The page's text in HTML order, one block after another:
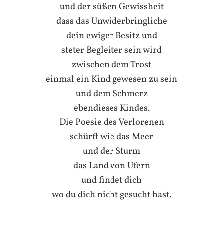
und der süßen Gewissheit
dass das Unwiderbringliche
dein ewiger Besitz und
steter Begleiter sein wird
zwischen dem Trost
einmal ein Kind gewesen zu sein
und dem Schmerz
ebendieses Kindes.
Die Poesie des Verlorenen
schürft wie das Meer
und der Sturm
das Land von Ufern
und findet dich
wo du dich nicht gesucht hast.